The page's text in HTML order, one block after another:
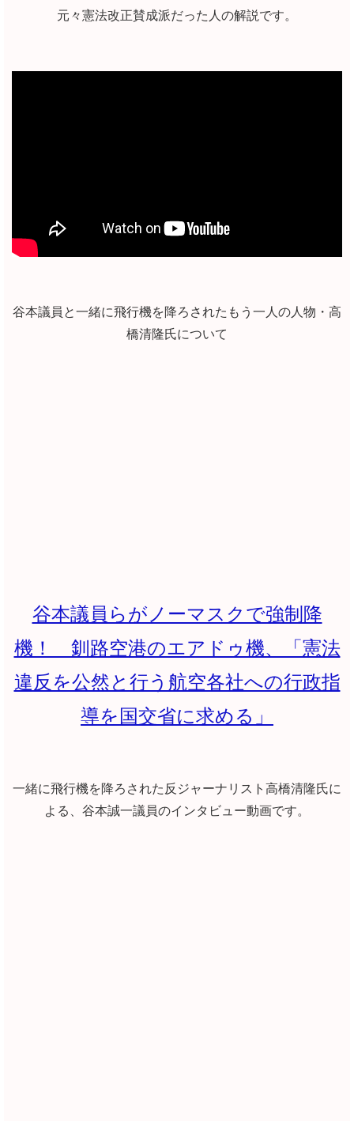
元々憲法改正賛成派だった人の解説です。
谷本議員と一緒に飛行機を降ろされたもう一人の人物・高
橋清隆氏について
谷本議員らがノーマスクで強制降
機！ 釧路空港のエアドゥ機、「憲法
違反を公然と行う航空各社への行政指
導を国交省に求める」
一緒に飛行機を降ろされた反ジャーナリスト高橋清隆氏に
よる、谷本誠一議員のインタビュー動画です。